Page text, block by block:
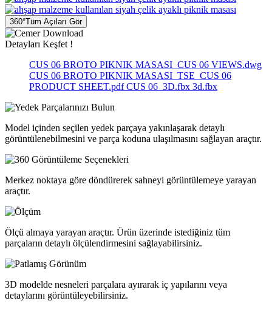
360°Tüm Açıları Gör
Detayları Keşfet !
CUS 06 BROTO PIKNIK MASASI_CUS 06 VIEWS.dwg
CUS 06 BROTO PIKNIK MASASI_TSE_CUS 06
PRODUCT SHEET.pdfCUS 06_3D.fbx 3d.fbx
Model içinden seçilen yedek parçaya yakınlaşarak detaylı
görüntülenebilmesini ve parça koduna ulaşılmasını sağlayan araçtır.
Merkez noktaya göre döndürerek sahneyi görüntülemeye yarayan
araçtır.
Ölçü almaya yarayan araçtır. Ürün üzerinde istediğiniz tüm
parçaların detaylı ölçülendirmesini sağlayabilirsiniz.
3D modelde nesneleri parçalara ayırarak iç yapılarını veya
detaylarını görüntüleyebilirsiniz.